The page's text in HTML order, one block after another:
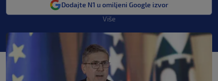
Dodajte N1 u omiljeni Google izvor
Više